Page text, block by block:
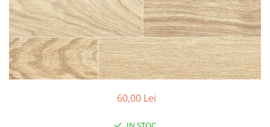
Profile laminate
Cornier laminat
Europrofile IPE
Otel lat
Plasa de gard
60,00 Lei